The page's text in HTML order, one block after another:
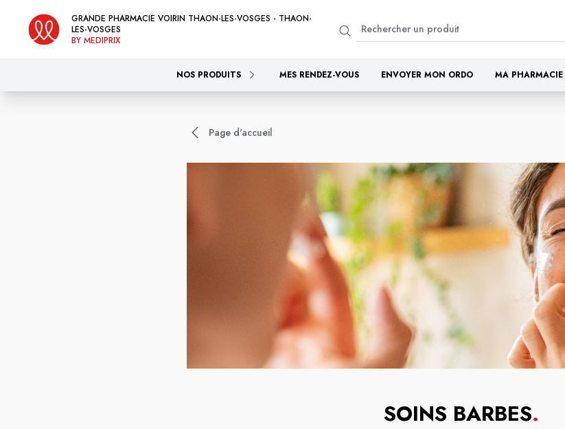
GRANDE PHARMACIE VOIRIN THAON-LES-VOSGES - THAON-
LES-VOSGES
BY MEDIPRIX
NOS PRODUITS MES RENDEZ-VOUS ENVOYER MON ORDO MA PHARMACIE
Page d'accueil
SOINS BARBES.